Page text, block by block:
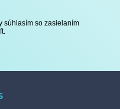
súhlasím so zasielaním